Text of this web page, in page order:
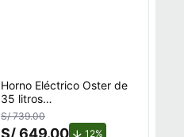
Horno Eléctrico Oster de
35 litros
TSSTTV35FDMAFNS
S/ 739.00
S/ 649.00 12%